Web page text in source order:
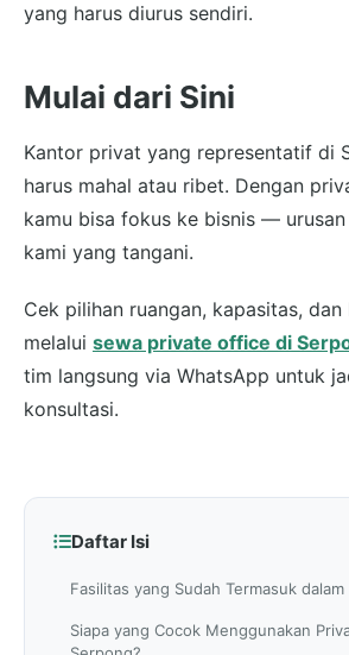
yang harus diurus sendiri.
Mulai dari Sini
Kantor privat yang representatif di
harus mahal atau ribet. Dengan
kamu bisa fokus ke bisnis —
kami yang tangani.
Cek pilihan ruangan, kapasitas,
melalui sewa private office di
tim langsung via WhatsApp untuk
konsultasi.
Daftar Isi
Fasilitas yang Sudah Termasuk dalam
Siapa yang Cocok Menggunakan